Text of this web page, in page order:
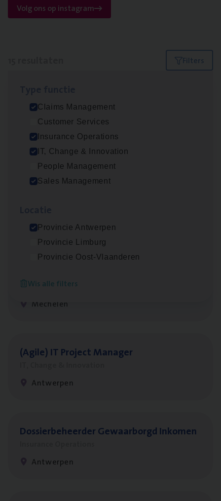
Volg ons op instagram
Filters
Claims Management
Customer Services
Insurance Operations
IT, Change & Innovation
People Management
Sales Management
Provincie Antwerpen
Provincie Limburg
Provincie Oost-Vlaanderen
Wis alle filters
Client Exe­cu­ti­ve Marine
Insurance Operations
Antwerpen
Dos­sier­be­heer­der Pro­per­ty verzekeringen
Dos­sier­be­heer­der Onder­ne­min­gen Van­b­
Insurance Operations
Mechelen
(Agi­le) ITPro­ject Manager
Antwerpen
Dos­sier­be­heer­der Gewaar­borgd Inkomen
Antwerpen